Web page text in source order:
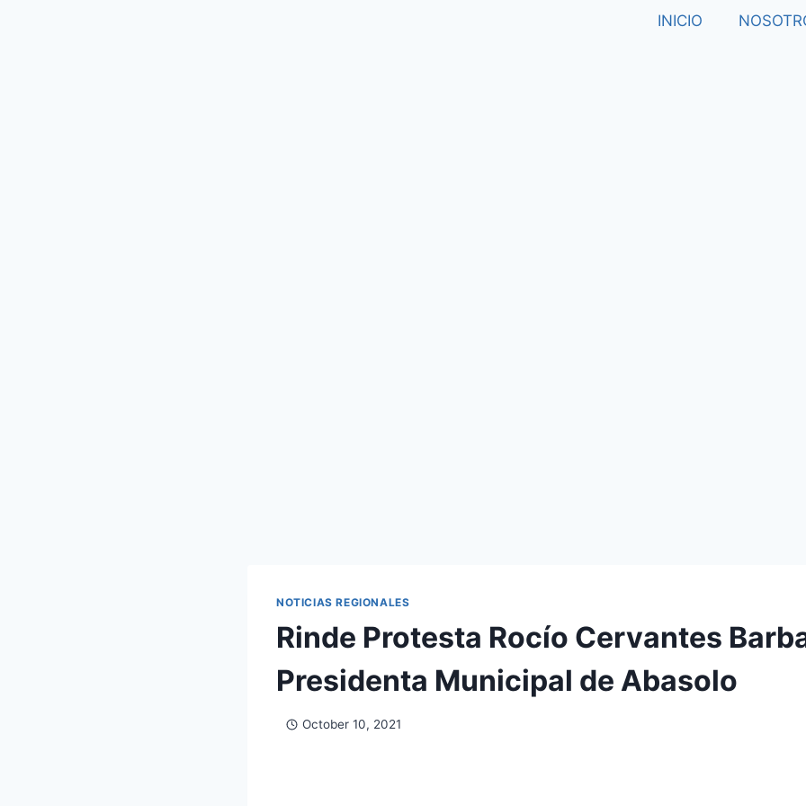
INICIO
NOTICIAS REGIONALES
Rinde Protesta Rocío Cervantes
Presidenta Municipal de Abasolo
October 10, 2021